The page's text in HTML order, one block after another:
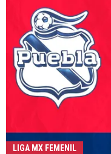
LIGA MX FEMENIL